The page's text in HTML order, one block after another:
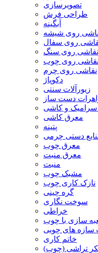
تصویرسازی
طراحی فرش
آبگینه
روی شیشه
روی سفال
نقاشی روی سنگ
نقاشی روی چوب
نقاشی روی چرم
دکوپاژ
زیورآلات سنتی
دست ساز
سرامیک و کاشی
معرق کاشی
پتینه
دستی چرمی
معرق چوب
معرق منبت
منبت
مشبک چوب
نازک کاری چوب
گره چینی
سوخت نگاری
خراطی
سازی با چوب
های چوبی
خاتم کاری
تراشی (چوب)